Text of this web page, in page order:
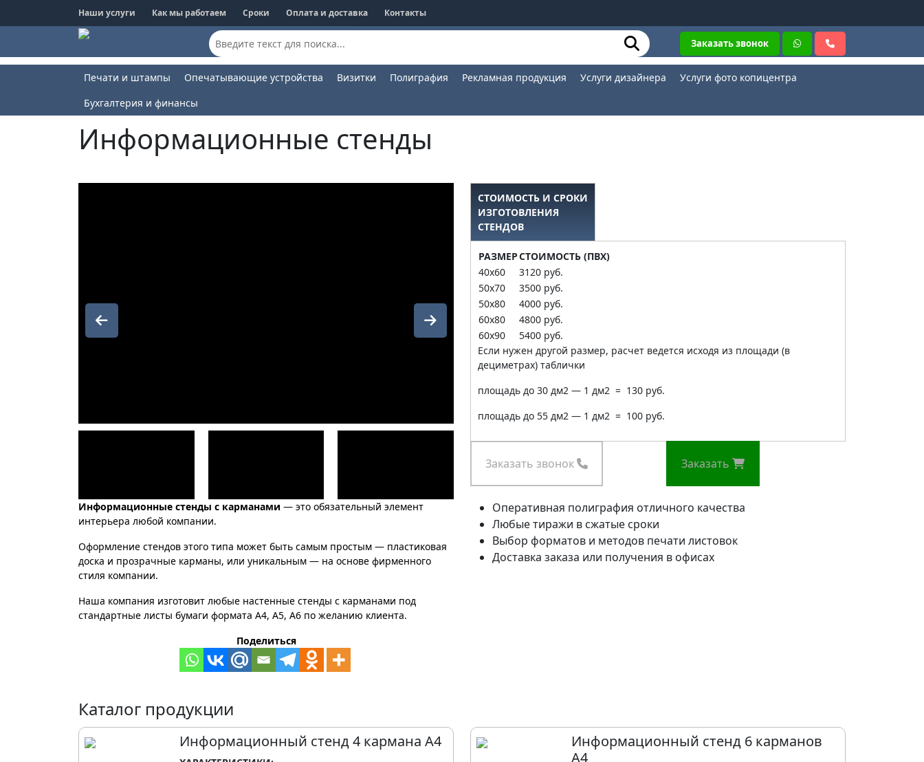
Наши услуги Как мы работаем Сроки Оплата и доставка Контакты
Заказать звонок
Печати и штампы Опечатывающие устройства Визитки Полиграфия Рекламная продукция Услуги дизайнера
Услуги фото копицентра
Бухгалтерия и финансы
Информационные стенды
Информационные стенды
Информационные стенды с карманами — это обязательный элемент
интерьера любой компании.
Оформление стендов этого типа может быть самым простым — пластиковая
доска и прозрачные карманы, или уникальным — на основе фирменного
стиля компании.
Наша компания изготовит любые настенные стенды с карманами под
стандартные листы бумаги формата A4, А5, А6 по желанию клиента.
Поделиться
СТОИМОСТЬ И СРОКИ
ИЗГОТОВЛЕНИЯ
СТЕНДОВ
РАЗМЕРСТОИМОСТЬ (ПВХ)
40х60
3120 руб.
50х70
3500 руб.
50х80
4000 руб.
60х80
4800 руб.
60х90
5400 руб.
Если нужен другой размер, расчет ведется исходя из площади (в
дециметрах) таблички
площадь до 30 дм2 — 1 дм2 = 130 руб.
площадь до 55 дм2 — 1 дм2 = 100 руб.
Заказать звонок Заказать
Оперативная полиграфия отличного качества
Любые тиражи в сжатые сроки
Выбор форматов и методов печати листовок
Доставка заказа или получения в офисах
Каталог продукции
Информационный стенд 4 кармана А4
Информационный стенд 6 карманов
А4